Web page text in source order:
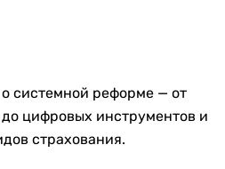
системной реформе — от
цифровых инструментов и
страхования.